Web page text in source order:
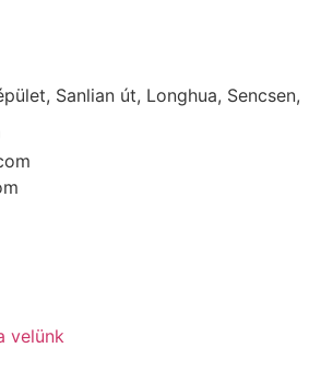
Sanlian út, Longhua, Sencsen,
velünk